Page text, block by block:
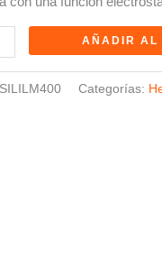
AÑADIR AL
SILILM400 Categorías: